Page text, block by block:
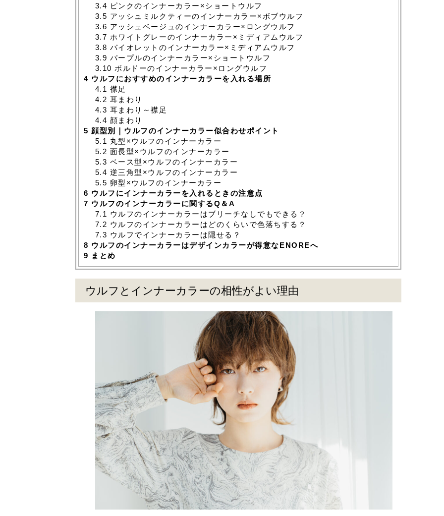
3.4 ピンクのインナーカラー×ショートウルフ
3.5 アッシュミルクティーのインナーカラー×ボブウルフ
3.6 アッシュベージュのインナーカラー×ロングウルフ
3.7 ホワイトグレーのインナーカラー×ミディアムウルフ
3.8 バイオレットのインナーカラー×ミディアムウルフ
3.9 パープルのインナーカラー×ショートウルフ
3.10 ボルドーのインナーカラー×ロングウルフ
4 ウルフにおすすめのインナーカラーを入れる場所
4.1 襟足
4.2 耳まわり
4.3 耳まわり～襟足
4.4 顔まわり
5 顔型別｜ウルフのインナーカラー似合わせポイント
5.1 丸型×ウルフのインナーカラー
5.2 面長型×ウルフのインナーカラー
5.3 ベース型×ウルフのインナーカラー
5.4 逆三角型×ウルフのインナーカラー
5.5 卵型×ウルフのインナーカラー
6 ウルフにインナーカラーを入れるときの注意点
7 ウルフのインナーカラーに関するQ＆A
7.1 ウルフのインナーカラーはブリーチなしでもできる？
7.2 ウルフのインナーカラーはどのくらいで色落ちする？
7.3 ウルフでインナーカラーは隠せる？
8 ウルフのインナーカラーはデザインカラーが得意なENOREへ
9 まとめ
ウルフとインナーカラーの相性がよい理由